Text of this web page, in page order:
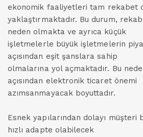
ekonomik faaliyetleri tam rekabet
yaklaştırmaktadır. Bu durum,
neden olmakta ve ayrıca küçük
işletmelerle büyük işletmelerin
açısından eşit şanslara sahip
olmalarına yol açmaktadır. Bu
açısından elektronik ticaret önemi
azımsanmayacak boyuttadır.
Esnek yapılarından dolayı
hızlı adapte olabilecek